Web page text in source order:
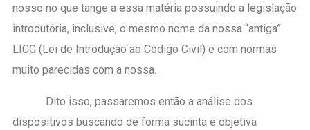
nosso no que tange a essa matéria possuindo a legislação
introdutória, inclusive, o mesmo nome da nossa “antiga”
LICC (Lei de Introdução ao Código Civil) e com normas
muito parecidas com a nossa.
Dito isso, passaremos então a análise dos
dispositivos buscando de forma sucinta e objetiva